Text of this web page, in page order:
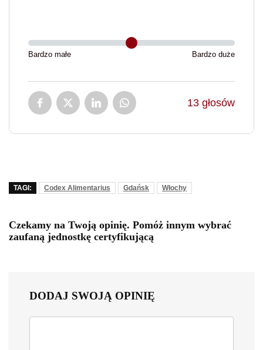
Bardzo małe Bardzo duże
13 głosów
TAGI: Codex Alimentarius Gdańsk Włochy
Czekamy na Twoją opinię. Pomóż innym wybrać
zaufaną jednostkę certyfikującą
DODAJ SWOJĄ OPINIĘ